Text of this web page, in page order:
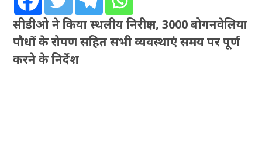
सीडीओ ने किया स्थलीय निरीक्षण, 3000 बोगनवेलिया
पौधों के रोपण सहित सभी व्यवस्थाएं समय पर पूर्ण
करने के निर्देश